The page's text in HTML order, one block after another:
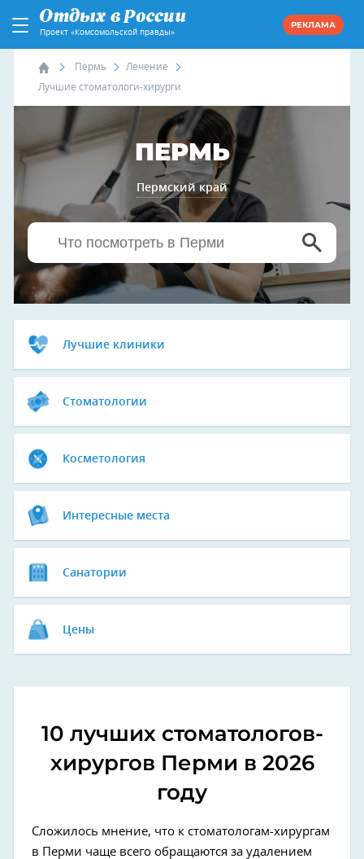
Проект «Комсомольской правды»
РЕКЛАМА
Пермь Лечение
Лучшие стоматологи-хирурги
ПЕРМЬ
Пермский край
Лучшие клиники
Стоматологии
Косметология
Интересные места
Санатории
Цены
10 лучших стоматологов-
хирургов Перми в 2026
году
Сложилось мнение, что к стоматологам-хирургам
в Перми чаще всего обращаются за удалением